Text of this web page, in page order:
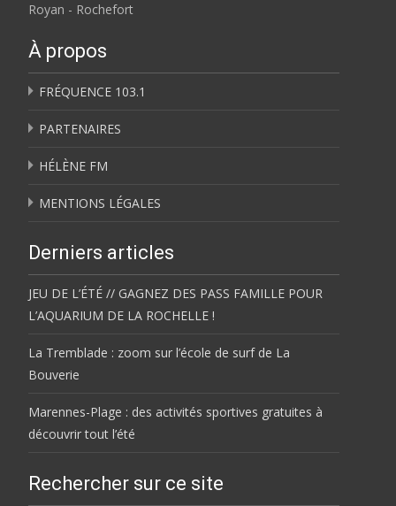
Royan - Rochefort
À propos
FRÉQUENCE 103.1
PARTENAIRES
HÉLÈNE FM
MENTIONS LÉGALES
Derniers articles
JEU DE L’ÉTÉ // GAGNEZ DES PASS FAMILLE POUR
L’AQUARIUM DE LA ROCHELLE !
La Tremblade : zoom sur l’école de surf de La
Bouverie
Marennes-Plage : des activités sportives gratuites à
découvrir tout l’été
Rechercher sur ce site